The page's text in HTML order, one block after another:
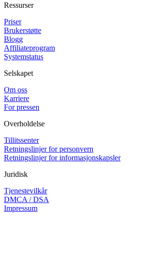
Ressurser
Priser
Brukerstøtte
Blogg
Affiliateprogram
Systemstatus
Selskapet
Om oss
Karriere
For pressen
Overholdelse
Tillitssenter
Retningslinjer for personvern
Retningslinjer for informasjonskapsler
Juridisk
Tjenestevilkår
DMCA / DSA
Impressum